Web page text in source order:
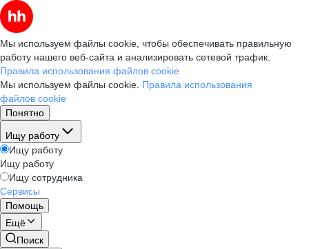
Мы используем файлы cookie, чтобы обеспечивать правильную
работу нашего веб-сайта и анализировать сетевой трафик.
Правила использования файлов cookie
Мы используем файлы cookie. Правила использования
файлов cookie
Понятно
Ищу работу
Ищу работу
Ищу работу
Ищу сотрудника
Сервисы
Помощь
Ещё
Поиск